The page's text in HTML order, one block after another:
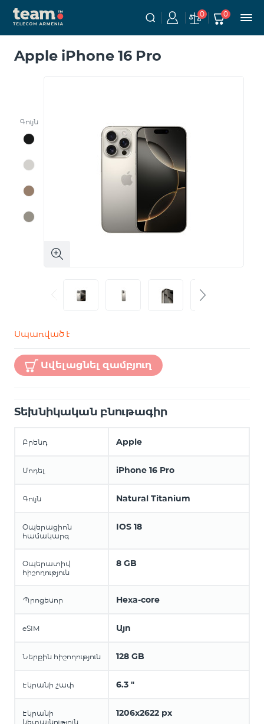
0 0
Apple iPhone 16 Pro
Գույն
Սպառված է
Ավելացնել զամբյուղ
Տեխնիկական բնութագիր
Բրենդ Apple
Մոդել iPhone 16 Pro
Գույն Natural Titanium
Օպերացիոն
համակարգ
IOS 18
Օպերատիվ
հիշողություն
8 GB
Պրոցեսոր Hexa-core
eSIM Այո
Ներքին հիշողություն 128 GB
Էկրանի չափ 6.3 "
Էկրանի
կետայնություն
1206x2622 px